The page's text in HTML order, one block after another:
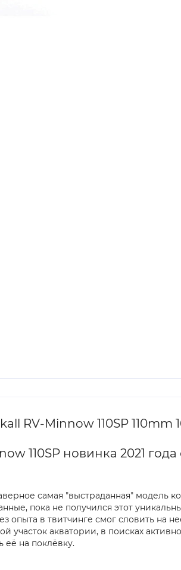
RV-Minnow 110SP 110mm
110SP новинка 2021
самая "выстраданная" модель
пока не получился этот
опыта в твитчинге смог словить на
участок акватории, в поисках
её на поклёвку.